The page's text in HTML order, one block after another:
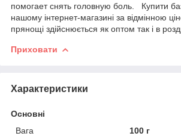
помогает снять головную боль. Купити
нашому інтернет-магазині за відмінною
прянощі здійснюється як оптом так і в
Приховати
Характеристики
Основні
Вага
100 г